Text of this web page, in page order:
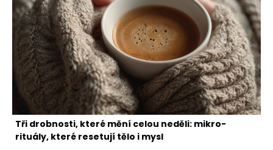
Tři drobnosti, které mění celou neděli: mikro-
rituály, které resetují tělo i mysl